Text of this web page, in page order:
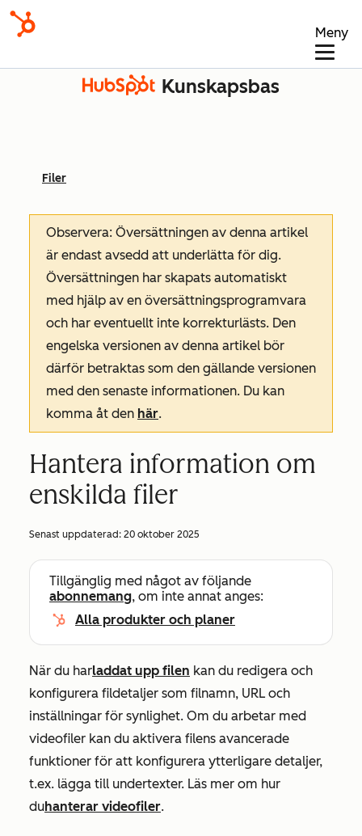
Meny
Kunskapsbas
Filer
Observera: Översättningen av denna artikel
är endast avsedd att underlätta för dig.
Översättningen har skapats automatiskt
med hjälp av en översättningsprogramvara
och har eventuellt inte korrekturlästs. Den
engelska versionen av denna artikel bör
därför betraktas som den gällande versionen
med den senaste informationen. Du kan
komma åt den här.
Hantera information om
enskilda filer
Senast uppdaterad: 20 oktober 2025
Tillgänglig med något av följande
abonnemang, om inte annat anges:
Alla produkter och planer
När du harladdat upp filen kan du redigera och
konfigurera fildetaljer som filnamn, URL och
inställningar för synlighet. Om du arbetar med
videofiler kan du aktivera filens avancerade
funktioner för att konfigurera ytterligare detaljer,
t.ex. lägga till undertexter. Läs mer om hur
duhanterar videofiler.